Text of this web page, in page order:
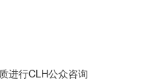
进行CLH公众咨询